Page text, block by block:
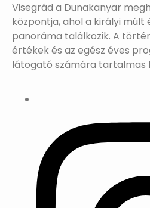
Visegrád a Dunakanyar
központja, ahol a királyi múlt
panoráma találkozik. A
értékek és az egész éves
látogató számára tartalmas